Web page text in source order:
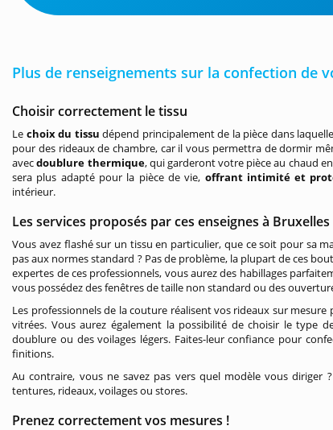
Plus de renseignements sur la confection de
Choisir correctement le tissu
Le choix du tissudépend principalement de la pièce dans
pour des rideaux de chambre, car il vous permettra de dormir
avecdoublure thermique, qui garderont votre pièce au chaud
sera plus adapté pour la pièce de vie, offrant intimité et
intérieur.
Les services proposés par ces enseignes à Bruxelles
Vous avez flashé sur un tissu en particulier, que ce soit pour sa
pas aux normes standard ? Pas de problème, la plupart de ces
expertes de ces professionnels, vous aurez des habillages
vous possédez des fenêtres de taille non standard ou des
Les professionnels de la couture réalisent vos rideaux sur
vitrées. Vous aurez également la possibilité de choisir le type
doublure ou des voilages légers. Faites-leur confiance pour
finitions.
Au contraire, vous ne savez pas vers quel modèle vous diriger
tentures, rideaux, voilages ou stores.
Prenez correctement vos mesures !